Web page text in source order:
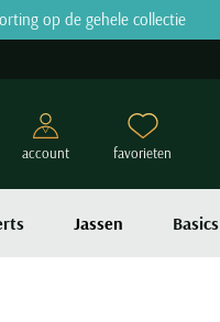
op de gehele collectie
Jassen Basics
account favorieten